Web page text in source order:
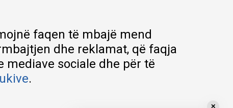
faqen të mbajë mend
dhe reklamat, që faqja
sociale dhe për të
.
✕